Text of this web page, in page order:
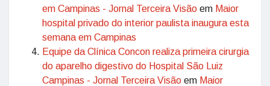
em Campinas - Jornal Terceira Visão em Maior
hospital privado do interior paulista inaugura esta
semana em Campinas
Equipe da Clínica Concon realiza primeira cirurgia
do aparelho digestivo do Hospital São Luiz
Campinas - Jornal Terceira Visão em Maior